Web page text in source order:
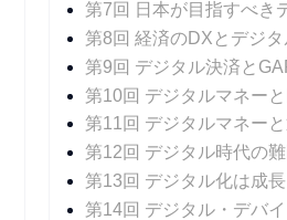
第8回 経済のDXとデジ
第9回 デジタル決済と